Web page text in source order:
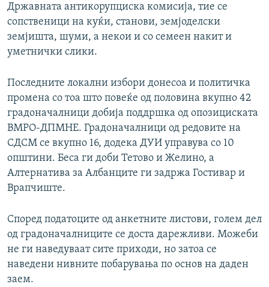
Државната антикорупциска комисија, тие се
сопственици на куќи, станови, земјоделски
земјишта, шуми, а некои и со семеен накит и
уметнички слики.
Последните локални избори донесоа и политичка
промена со тоа што повеќе од половина вкупно 42
градоначалници добија поддршка од опозициската
ВМРО-ДПМНЕ. Градоначалници од редовите на
СДСМ се вкупно 16, додека ДУИ управува со 10
општини. Беса ги доби Тетово и Желино, а
Алтернатива за Албанците ги задржа Гостивар и
Врапчиште.
Според податоците од анкетните листови, голем дел
од градоначалниците се доста дарежливи. Можеби
не ги наведуваат сите приходи, но затоа се
наведени нивните побарувања по основ на даден
заем.